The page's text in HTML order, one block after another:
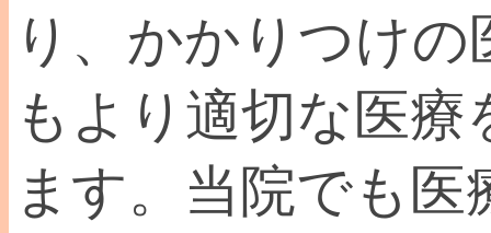
り、かかりつけ
もより適切な医
ます。当院でも